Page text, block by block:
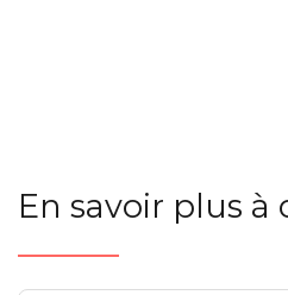
En savoir plus à